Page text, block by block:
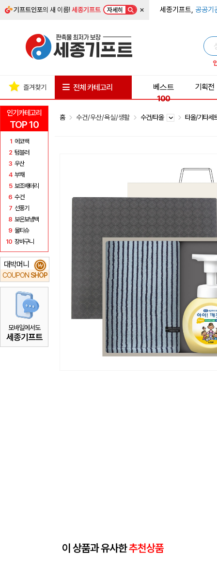
기프트인포의 새 이름!세종기프트 자세히 × 세종기프트, 공공기
인기카테고리
TOP 10
1 에코백
2 텀블러
3 우산
4 부채
5 보조배터리
6 수건
7 선풍기
8 보온보냉백
9 물티슈
10 장바구니
대박머니
COUPON SHOP
₩
모바일에서도
세종기프트
즐겨찾기 전체 카테고리
베스트
100
기획전
홈 수건/우산/욕실/생활 수건/타올 타올/기타
이 상품과 유사한추천상품